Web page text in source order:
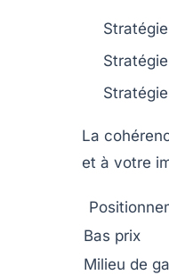
La
et à votre
Bas prix
Milieu de